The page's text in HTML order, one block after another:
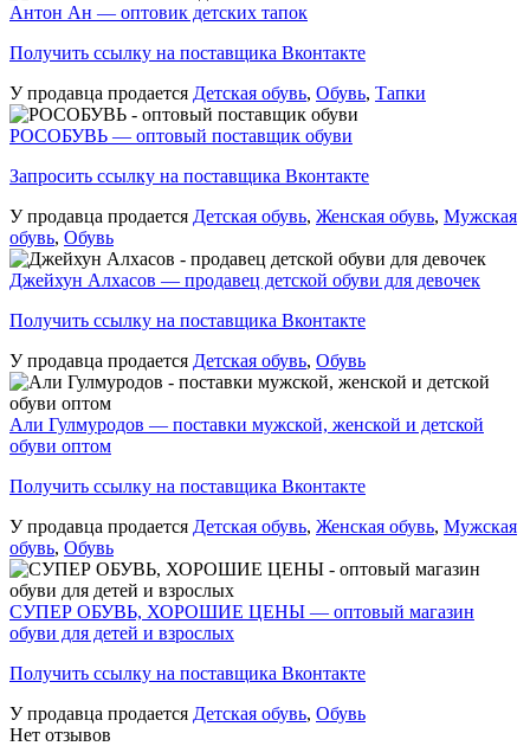
Антон Ан — оптовик детских тапок
Получить ссылку на поставщика Вконтакте
У продавца продается Детская обувь, Обувь, Тапки
РОСОБУВЬ — оптовый поставщик обуви
Запросить ссылку на поставщика Вконтакте
У продавца продается Детская обувь, Женская обувь, Мужская
обувь, Обувь
Джейхун Алхасов — продавец детской обуви для девочек
Получить ссылку на поставщика Вконтакте
У продавца продается Детская обувь, Обувь
Али Гулмуродов — поставки мужской, женской и детской
обуви оптом
Получить ссылку на поставщика Вконтакте
У продавца продается Детская обувь, Женская обувь, Мужская
обувь, Обувь
СУПЕР ОБУВЬ, ХОРОШИЕ ЦЕНЫ — оптовый магазин
обуви для детей и взрослых
Получить ссылку на поставщика Вконтакте
У продавца продается Детская обувь, Обувь
Нет отзывов